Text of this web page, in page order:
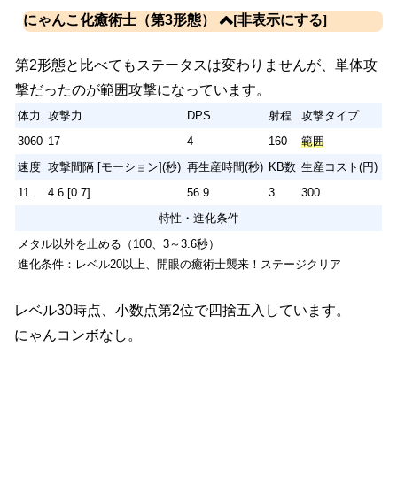
11
4.6 [0.7] 56.9 3
300
特性・入手方法
メタル以外を止める（50、3～3.6秒）
入手方法：「対決！メルクストーリア」「地獄のメルクストーリア」
ステージクリア
3060 17 4 160
単体
速度
攻撃間隔 [モーション](秒) 再生産時間(秒)
11
4.6 [0.7] 3
300
メタル以外を止める（
100％、3～3.6秒）
にゃんこ化癒術士（第3形態）
第2形態と比べてもステータスは変わりませんが、単体攻
撃だったのが範囲攻撃になっています。
体力 攻撃力 DPS 射程
攻撃タイプ
3060 17 4 160
範囲
速度 攻撃間隔 [モーション](秒) 再生産時間(秒) KB数 生産コスト(円)
11
4.6 [0.7] 56.9 3
300
特性・進化条件
メタル以外を止める（100、3～3.6秒）
進化条件：レベル20以上、開眼の癒術士襲来！ステージクリア
レベル30時点、小数点第2位で四捨五入しています。
にゃんコンボなし。